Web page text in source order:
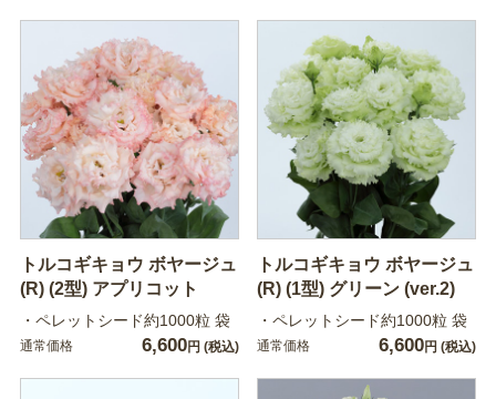
トルコギキョウ ボヤージュ
(R) (2型) アプリコット
・ペレットシード約1000粒 袋
通常価格 6,600円 (税込)
トルコギキョウ ボヤージュ
(R) (1型) グリーン (ver.2)
・ペレットシード約1000粒 袋
通常価格 6,600円 (税込)